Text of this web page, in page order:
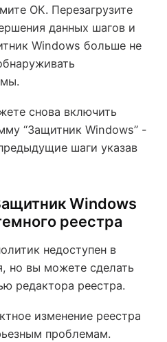
ОК. Перезагрузите
данных шагов и
Windows больше не
снова включить
“Защитник Windows” -
шаги указав
Windows
реестра
недоступен в
но вы можете сделать
редактора реестра.
изменение реестра
проблемам.